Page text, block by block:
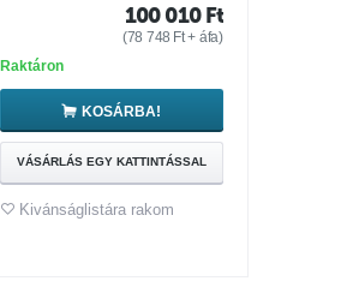
100 010 Ft
(78 748 Ft+ áfa)
Raktáron
KOSÁRBA!
VÁSÁRLÁS EGY KATTINTÁSSAL
Kivánságlistára rakom